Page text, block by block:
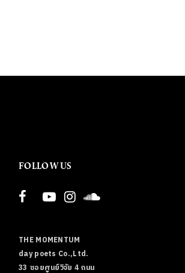
FOLLOW US
THE MOMENTUM
day poets Co.,Ltd.
33 ซอยศูนย์วิจัย 4 ถนน